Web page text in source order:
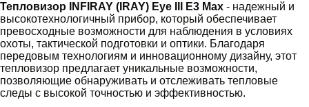
Тепловизор INFIRAY (IRAY) Eye III E3 Max - надежный и
высокотехнологичный прибор, который обеспечивает
превосходные возможности для наблюдения в условиях
охоты, тактической подготовки и оптики. Благодаря
передовым технологиям и инновационному дизайну, этот
тепловизор предлагает уникальные возможности,
позволяющие обнаруживать и отслеживать тепловые
следы с высокой точностью и эффективностью.